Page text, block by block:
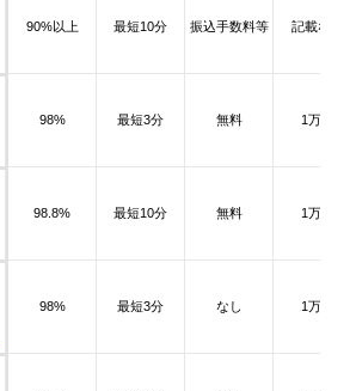
90%以上 最短10分 振込手数料等 記載なし
98% 最短3分 無料 1万～
98.8% 最短10分 無料 1万～
98% 最短3分 なし 1万～